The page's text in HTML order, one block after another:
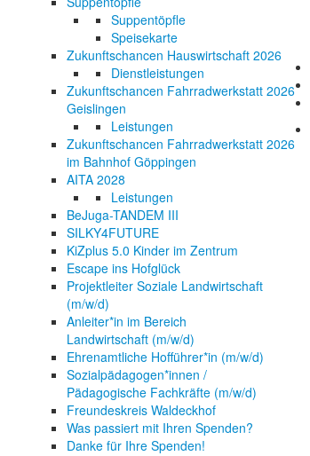
Suppentöpfle
Speisekarte
Zukunftschancen Hauswirtschaft 2026
Dienstleistungen
Zukunftschancen Fahrradwerkstatt 2026
Geislingen
Leistungen
Zukunftschancen Fahrradwerkstatt 2026
im Bahnhof Göppingen
AITA 2028
Leistungen
BeJuga-TANDEM III
SILKY4FUTURE
KiZplus 5.0 Kinder im Zentrum
Escape ins Hofglück
Projektleiter Soziale Landwirtschaft
(m/w/d)
Anleiter*in im Bereich
Landwirtschaft (m/w/d)
Ehrenamtliche Hofführer*in (m/w/d)
Sozialpädagogen*innen /
Pädagogische Fachkräfte (m/w/d)
Freundeskreis Waldeckhof
Was passiert mit Ihren Spenden?
Danke für Ihre Spenden!